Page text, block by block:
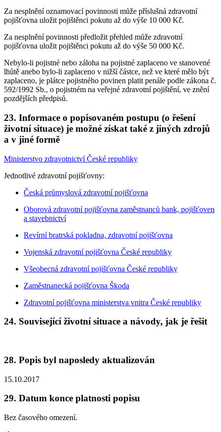
Za nesplnění oznamovací povinnosti může příslušná zdravotní
pojišťovna uložit pojištěnci pokutu až do výše 10 000 Kč.
Za nesplnění povinnosti předložit přehled může zdravotní
pojišťovna uložit pojištěnci pokutu až do výše 50 000 Kč.
Nebylo-li pojistné nebo záloha na pojistné zaplaceno ve stanovené
lhůtě anebo bylo-li zaplaceno v nižší částce, než ve které mělo být
zaplaceno, je plátce pojistného povinen platit penále podle zákona č.
592/1992 Sb., o pojistném na veřejné zdravotní pojištění, ve znění
pozdějších předpisů.
23. Informace o popisovaném postupu (o řešení
životní situace) je možné získat také z jiných zdrojů
a v jiné formě
Ministerstvo zdravotnictví České republiky
Jednotlivé zdravotní pojišťovny:
Česká průmyslová zdravotní pojišťovna
Oborová zdravotní pojišťovna zaměstnanců bank, pojišťoven
a stavebnictví
Revírní bratrská pokladna, zdravotní pojišťovna
Vojenská zdravotní pojišťovna České republiky
Všeobecná zdravotní pojišťovna České republiky
Zaměstnanecká pojišťovna Škoda
Zdravotní pojišťovna ministerstva vnitra České republiky
24. Související životní situace a návody, jak je řešit
28. Popis byl naposledy aktualizován
15.10.2017
29. Datum konce platnosti popisu
Bez časového omezení.